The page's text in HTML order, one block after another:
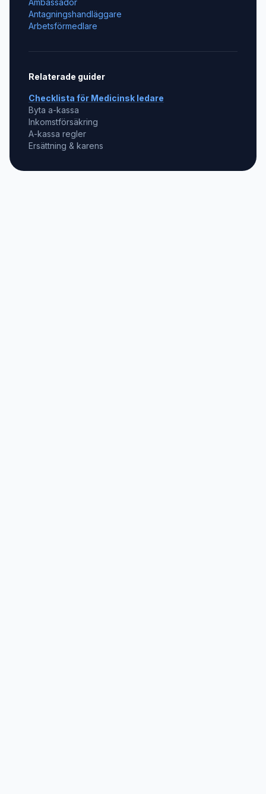
Ambassadör
Antagningshandläggare
Arbetsförmedlare
Relaterade guider
Checklista för Medicinsk ledare
Byta a-kassa
Inkomstförsäkring
A-kassa regler
Ersättning & karens